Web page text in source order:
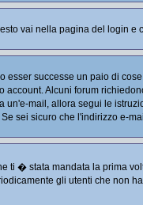
vai nella pagina del login e
successe un paio di
Alcuni forum
mail, allora segui le
sei sicuro che l'indirizzo e-
� stata mandata la prima
gli utenti che non